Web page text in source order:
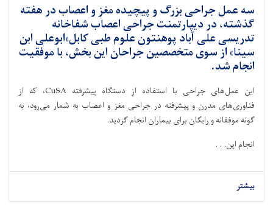
سه عمل جراحی بزرگ و پیچیده مغز و اعصاب در هفته
گذشته، در دیپارتمنت جراحی اعصاب شفاخانه
تدریسی علی آباد پوهنتون علوم طبی کابل«ابوعلی ابن
سینا» از سوی متخصصین جراحان این بخش، با موفقیت
انجام شد.
این عمل‌های جراحی با استفاده از دستگاه پیشرفته CuSA، که از
فناوری‌های مدرن و پیشرفته در جراحی مغز و اعصاب به شمار می‌رود، به
گونه موفقانه و رایگان برای بیماران انجام گردید.
انجام این. . .
بیشتر